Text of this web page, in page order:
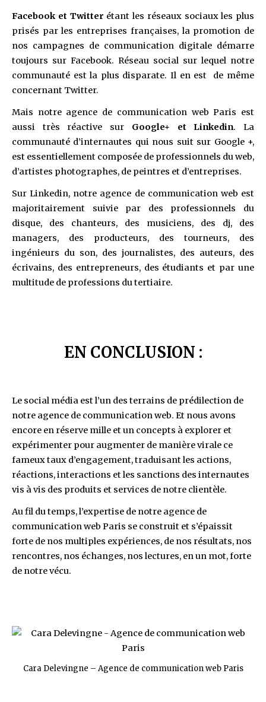
Facebook et Twitter étant les réseaux sociaux les plus
prisés par les entreprises françaises, la promotion de
nos campagnes de communication digitale démarre
toujours sur Facebook. Réseau social sur lequel notre
communauté est la plus disparate. Il en est de même
concernant Twitter.
Mais notre agence de communication web Paris est
aussi très réactive sur Google+ et Linkedin. La
communauté d’internautes qui nous suit sur Google +,
est essentiellement composée de professionnels du web,
d’artistes photographes, de peintres et d’entreprises.
Sur Linkedin, notre agence de communication web est
majoritairement suivie par des professionnels du
disque, des chanteurs, des musiciens, des dj, des
managers, des producteurs, des tourneurs, des
ingénieurs du son, des journalistes, des auteurs, des
écrivains, des entrepreneurs, des étudiants et par une
multitude de professions du tertiaire.
EN CONCLUSION :
Le social média est l’un des terrains de prédilection de
notre agence de communication web. Et nous avons
encore en réserve mille et un concepts à explorer et
expérimenter pour augmenter de manière virale ce
fameux taux d’engagement, traduisant les actions,
réactions, interactions et les sanctions des internautes
vis à vis des produits et services de notre clientèle.
Au fil du temps, l’expertise de notre agence de
communication web Paris se construit et s’épaissit
forte de nos multiples expériences, de nos résultats, nos
rencontres, nos échanges, nos lectures, en un mot, forte
de notre vécu.
Cara Delevingne – Agence de communication web Paris